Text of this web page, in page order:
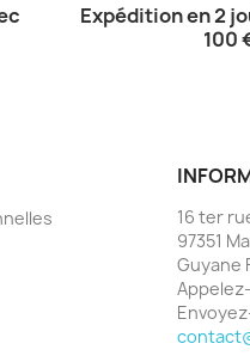
Expédition en 2
100
16 ter
97351
Guyane